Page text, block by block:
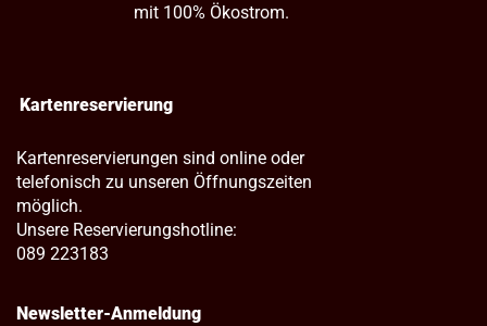
mit 100% Ökostrom.
Kartenreservierung
Kartenreservierungen sind online oder
telefonisch zu unseren Öffnungszeiten
möglich.
Unsere Reservierungshotline:
089 223183
Newsletter-Anmeldung